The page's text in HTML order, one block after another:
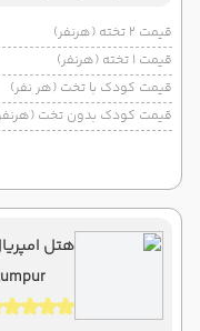
قیمت 2 تخته (هرنفر)
قیمت 1 تخته (هرنفر)
قیمت کودک با تخت (هر نفر)
قیمت کودک بدون تخت
هتل